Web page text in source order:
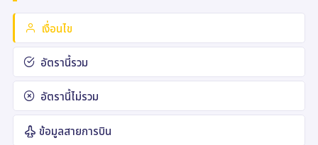
เงื่อนไข
อัตรานี้รวม
อัตรานี้ไม่รวม
ข้อมูลสายการบิน